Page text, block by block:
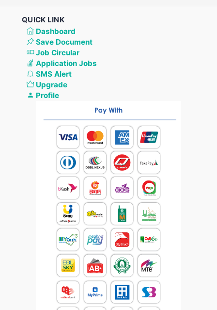
QUICK LINK
Dashboard
Save Document
Job Circular
Application Jobs
SMS Alert
Upgrade
Profile